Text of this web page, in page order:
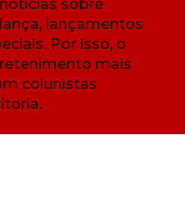
sobre
lançamentos
Por isso, o
mais
colunistas